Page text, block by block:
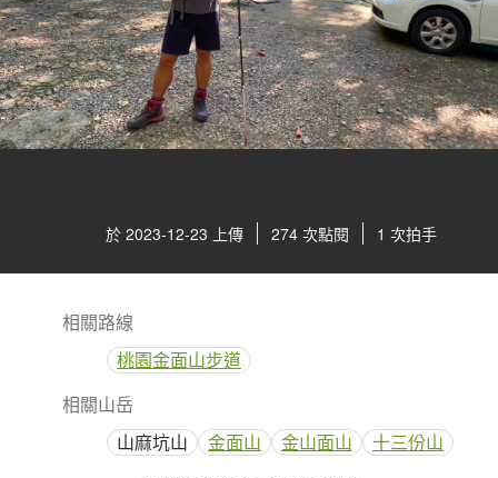
於 2023-12-23 上傳 274 次點閱 1 次拍手
相關路線
桃園金面山步道
相關山岳
山麻坑山
金面山 金山面山 十三份山